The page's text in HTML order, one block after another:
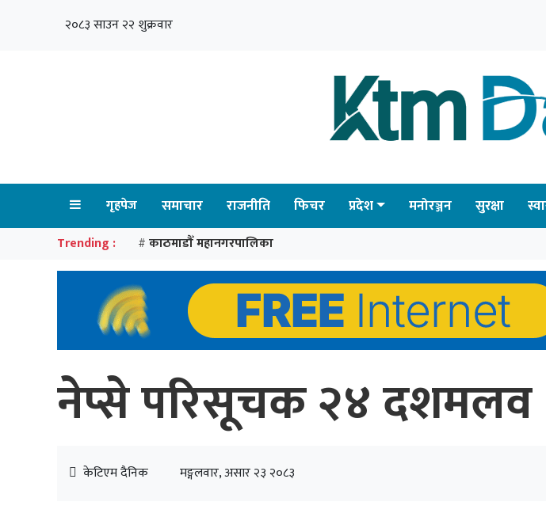
२०८३ साउन २२ शुक्रवार
गृहपेज समाचार राजनीति फिचर प्रदेश मनोरञ्जन सुरक्षा
Trending : # काठमाडौँ महानगरपालिका
नेप्से परिसूचक २४
केटिएम दैनिक मङ्गलवार, असार २३ २०८३